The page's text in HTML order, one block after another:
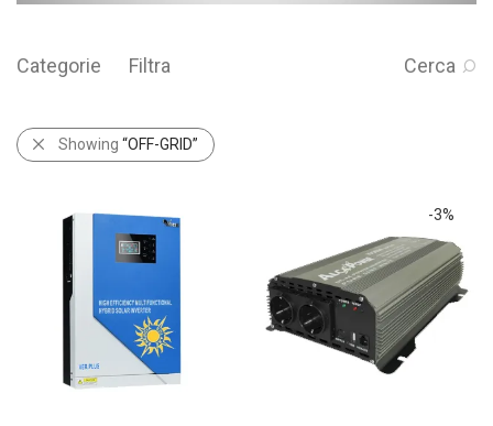
Categorie Filtra Cerca
Showing “OFF-GRID”
-3%